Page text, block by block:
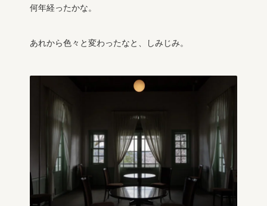
何年経ったかな。
あれから色々と変わったなと、しみじみ。